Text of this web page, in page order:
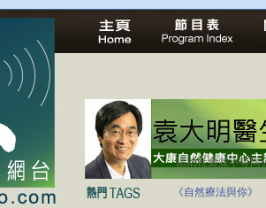
法治社會並不等同
自家教育合法化-
《自然療法與你》